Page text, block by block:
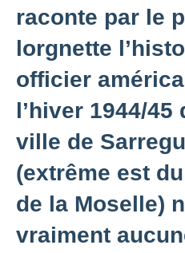
raconte par le
lorgnette
officier
l’hiver 1944/
ville de
(extrême est
de la Moselle)
vraiment